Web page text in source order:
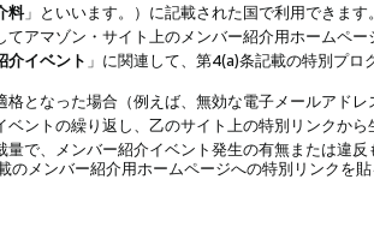
料」といいます。）に記載された国で利用できます
アマゾン・サイト上のメンバー紹介用ホームペ
介イベント 」に関連して、第4(a)条記載の特別プロ
となった場合（例えば、無効な電子メールアド
ントの繰り返し、乙のサイト上の特別リンクか
で、メンバー紹介イベント発生の有無または違反
のメンバー紹介用ホームページへの特別リンクを